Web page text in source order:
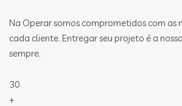
Na Operar somos comprometidos com as
cada cliente. Entregar seu projeto é a
sempre.
30
+